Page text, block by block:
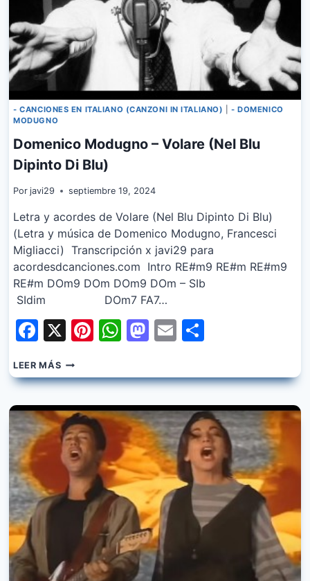
- CANCIONES EN ITALIANO (CANZONI IN ITALIANO) |- DOMENICO
MODUGNO
Domenico Modugno – Volare (Nel Blu
Dipinto Di Blu)
Por javi29 septiembre 19, 2024
Letra y acordes de Volare (Nel Blu Dipinto Di Blu)
(Letra y música de Domenico Modugno, Francesci
Migliacci) Transcripción x javi29 para
acordesdcanciones.com Intro RE#m9 RE#m RE#m9
RE#m DOm9 DOm DOm9 DOm – SIb
SIdim DOm7 FA7…
Facebook
X Pinterest
WhatsApp
Mastodon
Email
LEER MÁSDOMENICO
MODUGNO
–
(NEL
BLU
DIPINTO
DI
BLU)